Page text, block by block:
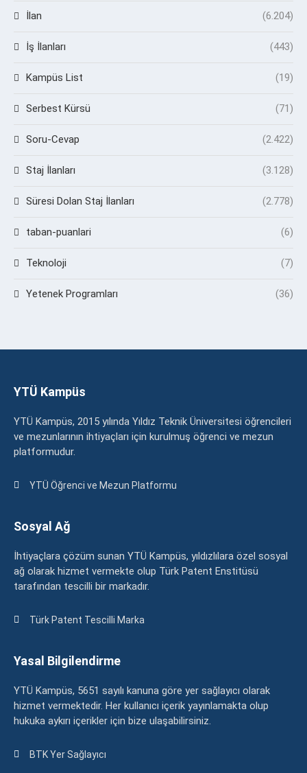
İlan (6.204)
İş İlanları (443)
Kampüs List (19)
Serbest Kürsü (71)
Soru-Cevap (2.422)
Staj İlanları (3.128)
Süresi Dolan Staj İlanları (2.778)
taban-puanlari (6)
Teknoloji (7)
Yetenek Programları (36)
YTÜ Kampüs
YTÜ Kampüs, 2015 yılında Yıldız Teknik Üniversitesi öğrencileri
ve mezunlarının ihtiyaçları için kurulmuş öğrenci ve mezun
platformudur.
YTÜ Öğrenci ve Mezun Platformu
Sosyal Ağ
İhtiyaçlara çözüm sunan YTÜ Kampüs, yıldızlılara özel sosyal
ağ olarak hizmet vermekte olup Türk Patent Enstitüsü
tarafından tescilli bir markadır.
Türk Patent Tescilli Marka
Yasal Bilgilendirme
YTÜ Kampüs, 5651 sayılı kanuna göre yer sağlayıcı olarak
hizmet vermektedir. Her kullanıcı içerik yayınlamakta olup
hukuka aykırı içerikler için bize ulaşabilirsiniz.
BTK Yer Sağlayıcı